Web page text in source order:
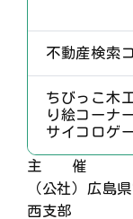
不動産検索
ちびっこ木
り絵コーナ
サイコロゲ
主 催
（公社）広島
西支部